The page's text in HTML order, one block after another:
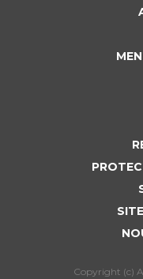
Copyright (c)